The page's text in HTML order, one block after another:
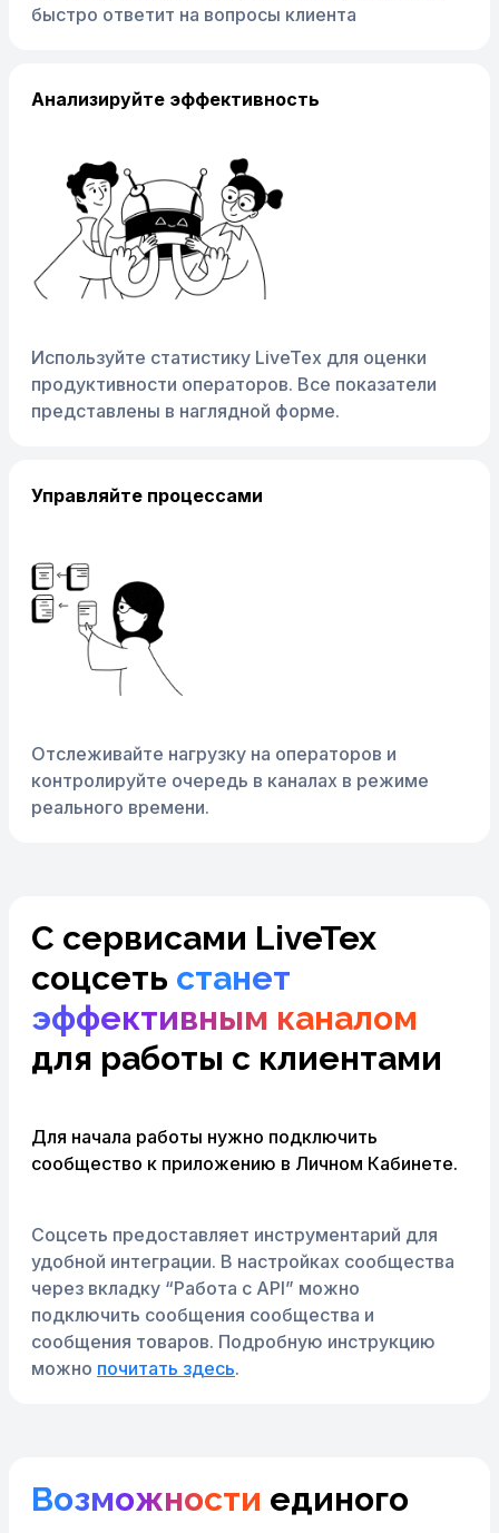
быстро ответит на вопросы клиента
Анализируйте эффективность
Используйте статистику LiveTex для оценки
продуктивности операторов. Все показатели
представлены в наглядной форме.
Управляйте процессами
Отслеживайте нагрузку на операторов и
контролируйте очередь в каналах в режиме
реального времени.
С сервисами LiveTex
соцсеть станет
эффективным каналом
для работы с клиентами
Для начала работы нужно подключить
сообщество к приложению в Личном Кабинете.
Соцсеть предоставляет инструментарий для
удобной интеграции. В настройках сообщества
через вкладку “Работа с API” можно
подключить сообщения сообщества и
сообщения товаров. Подробную инструкцию
можно почитать здесь.
Возможности единого